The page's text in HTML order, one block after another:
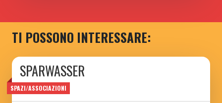
TI POSSONO INTERESSARE:
SPAZI/ASSOCIAZIONI
SPARWASSER
circolo ARCI